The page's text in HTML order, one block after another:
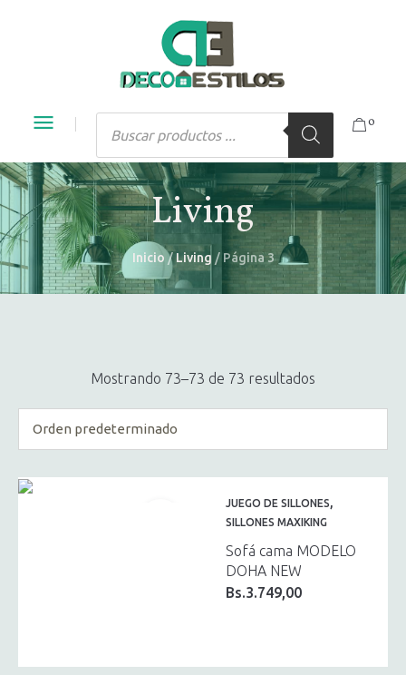
Búsqueda
productos
0
Living
Inicio /Living / Página 3
Mostrando 73–73 de 73 resultados
JUEGO DE SILLONES,
SILLONES MAXIKING
Sofá cama MODELO
DOHA NEW
Bs.3.749,00